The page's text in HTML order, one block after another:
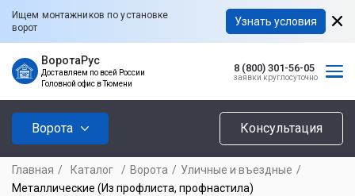
Ищем монтажников по установке
ворот
Узнать условия
ВоротаРус
Доставляем по всей России
Головной офис в Тюмени
8 (800) 301-56-05
заявки круглосуточно
Ворота Консультация
Главная / Каталог / Ворота / Уличные и въездные /
Металлические (Из профлиста, профнастила)